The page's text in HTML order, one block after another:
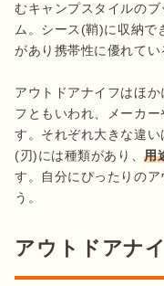
むキャンプスタイルの
ム。シース(鞘)に収納で
があり携帯性に優れてい
アウトドアナイフはほ
フともいわれ、メーカ
す。それぞれ大きな違
(刃)には種類があり、用
す。自分にぴったりの
う。
アウトドアナ